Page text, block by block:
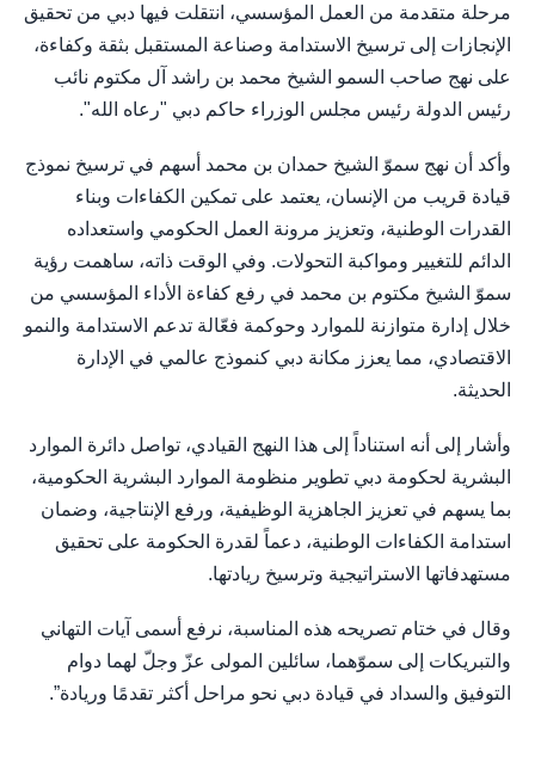
مرحلة متقدمة من العمل المؤسسي، انتقلت فيها دبي من تحقيق
الإنجازات إلى ترسيخ الاستدامة وصناعة المستقبل بثقة وكفاءة،
على نهج صاحب السمو الشيخ محمد بن راشد آل مكتوم نائب
رئيس الدولة رئيس مجلس الوزراء حاكم دبي "رعاه الله".
وأكد أن نهج سموّ الشيخ حمدان بن محمد أسهم في ترسيخ نموذج
قيادة قريب من الإنسان، يعتمد على تمكين الكفاءات وبناء
القدرات الوطنية، وتعزيز مرونة العمل الحكومي واستعداده
الدائم للتغيير ومواكبة التحولات. وفي الوقت ذاته، ساهمت رؤية
سموّ الشيخ مكتوم بن محمد في رفع كفاءة الأداء المؤسسي من
خلال إدارة متوازنة للموارد وحوكمة فعّالة تدعم الاستدامة والنمو
الاقتصادي، مما يعزز مكانة دبي كنموذج عالمي في الإدارة
الحديثة.
وأشار إلى أنه استناداً إلى هذا النهج القيادي، تواصل دائرة الموارد
البشرية لحكومة دبي تطوير منظومة الموارد البشرية الحكومية،
بما يسهم في تعزيز الجاهزية الوظيفية، ورفع الإنتاجية، وضمان
استدامة الكفاءات الوطنية، دعماً لقدرة الحكومة على تحقيق
مستهدفاتها الاستراتيجية وترسيخ ريادتها.
وقال في ختام تصريحه هذه المناسبة، نرفع أسمى آيات التهاني
والتبريكات إلى سموّهما، سائلين المولى عزّ وجلّ لهما دوام
التوفيق والسداد في قيادة دبي نحو مراحل أكثر تقدمًا وريادة”.